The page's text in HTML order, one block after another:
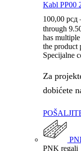
Kabl PP00
100,00 рсд
through
has
the product
Specijalne
Za
dobićete
PNK regali